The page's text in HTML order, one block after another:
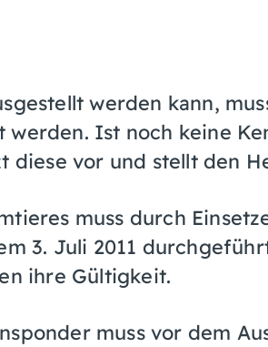
werden kann,
Ist noch keine
vor und stellt den
muss durch
3. Juli 2011
ihre Gültigkeit.
muss vor dem